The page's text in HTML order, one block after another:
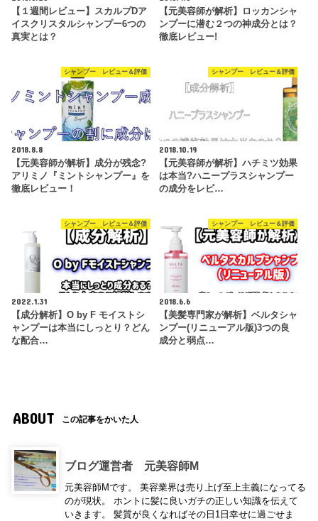
【１週間レビュー】スカルプDア
イスクリスタルシャンプー6つの
真実とは？
【元美容師が解析】ロッカンシャ
ンプーに潜む２つの神成分とは？
徹底レビュー!
シャンプー レビュー＆評価
2018.8.8
【元美容師が解析】成分が残念?
アリミノ『ミントシャンプー』を
徹底レビュー！
シャンプー レビュー＆評価
2018.10.19
【元美容師が解析】ハチミツ効果
は本当?ハニープラスシャンプー
の成分をレビ…
シャンプー レビュー＆評価
2022.1.31
【成分解析】O by F モイストシ
ャンプーは本当にしっとり？どん
な配合…
シャンプー レビュー＆評価
2018.6.6
【美髪専門家が解析】ベルタシャ
ンプー(リニューアル版)3つの良
成分と弱点…
ABOUT この記事をかいた人
ブログ運営者 元美容師M
元美容師Mです。 美容業界は売り上げ至上主義になってる
のが現状。 ホントに髪に良いガチの正しい知識を伝えて
いきます。 髪質が良くなればその日1日幸せに過ごせま